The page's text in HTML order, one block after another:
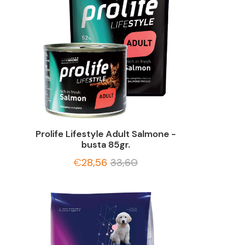
Prolife Lifestyle Adult Salmone -
busta 85gr.
€28,56 33,60